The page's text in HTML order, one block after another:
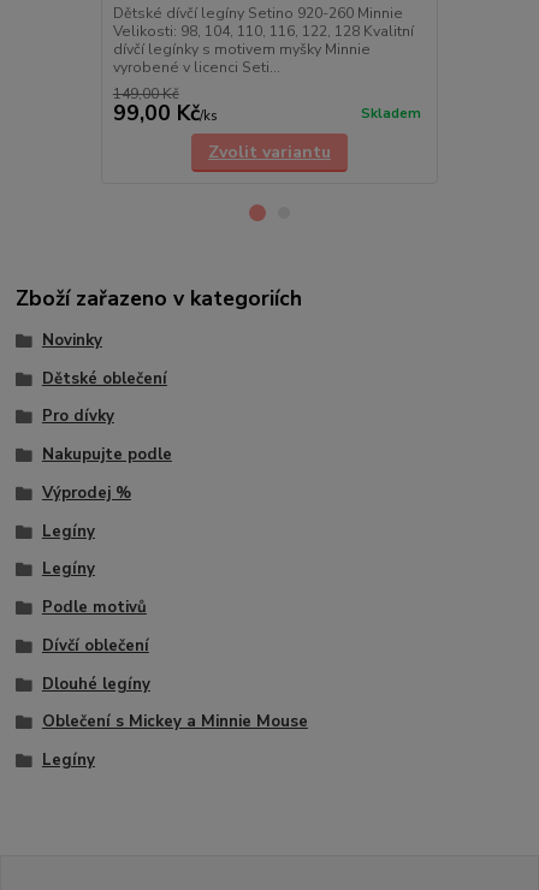
Dětské dívčí legíny Setino 920-260 Minnie
Velikosti: 98, 104, 110, 116, 122, 128 Kvalitní
dívčí legínky s motivem myšky Minnie
vyrobené v licenci Seti...
149,00 Kč
99,00 Kč/ks Skladem
Zvolit variantu
Zboží zařazeno v kategoriích
Novinky
Dětské oblečení
Pro dívky
Nakupujte podle
Výprodej %
Legíny
Legíny
Podle motivů
Dívčí oblečení
Dlouhé legíny
Oblečení s Mickey a Minnie Mouse
Legíny